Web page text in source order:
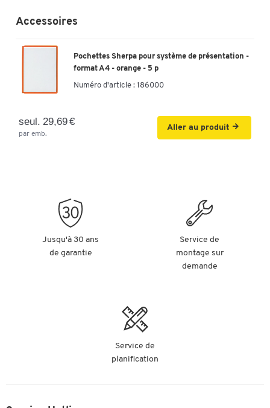
Accessoires
Pochettes Sherpa pour système de présentation -
format A4 - orange - 5 p
Numéro d'article : 186000
seul. 29,69 €
par emb.
Aller au produit
Jusqu'à 30 ans
de garantie
Service de
montage sur
demande
Service de
planification